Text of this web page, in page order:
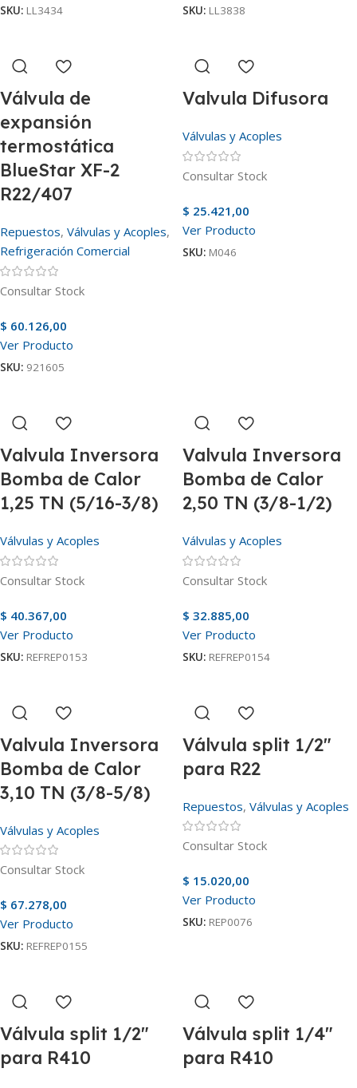
SKU: LL3434 SKU: LL3838
Válvula de
expansión
termostática
BlueStar XF-2
R22/407
Repuestos, Válvulas y Acoples,
Refrigeración Comercial
Consultar Stock
$ 60.126,00
Ver Producto
SKU: 921605
Valvula Difusora
Válvulas y Acoples
Consultar Stock
$ 25.421,00
Ver Producto
SKU: M046
Valvula Inversora
Bomba de Calor
1,25 TN (5/16-3/8)
Válvulas y Acoples
Consultar Stock
$ 40.367,00
Ver Producto
SKU: REFREP0153
Valvula Inversora
Bomba de Calor
2,50 TN (3/8-1/2)
Válvulas y Acoples
Consultar Stock
$ 32.885,00
Ver Producto
SKU: REFREP0154
Valvula Inversora
Bomba de Calor
3,10 TN (3/8-5/8)
Válvulas y Acoples
Consultar Stock
$ 67.278,00
Ver Producto
SKU: REFREP0155
Válvula split 1/2″
para R22
Repuestos, Válvulas y Acoples
Consultar Stock
$ 15.020,00
Ver Producto
SKU: REP0076
Válvula split 1/2″
para R410
Válvula split 1/4″
para R410